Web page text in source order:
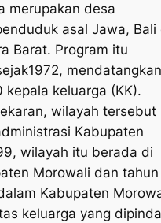
merupakan desa
asal Jawa, Bali
Barat. Program itu
mendatangkan
kepala keluarga (KK).
wilayah tersebut
Kabupaten
wilayah itu berada di
Morowali dan tahun
Kabupaten
keluarga yang